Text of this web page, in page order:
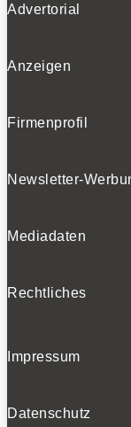
Advertorial
Anzeigen
Firmenprofil
Newsletter-
Mediadaten
Rechtliches
Impressum
Datenschutz